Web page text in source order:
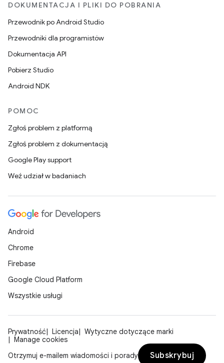
DOKUMENTACJA I PLIKI DO POBRANIA
Przewodnik po Android Studio
Przewodniki dla programistów
Dokumentacja API
Pobierz Studio
Android NDK
POMOC
Zgłoś problem z platformą
Zgłoś problem z dokumentacją
Google Play support
Weź udział w badaniach
Android
Chrome
Firebase
Google Cloud Platform
Wszystkie usługi
Prywatność Licencja
Wytyczne dotyczące marki
Manage cookies
Otrzymuj e-mailem wiadomości i porady
Subskrybuj